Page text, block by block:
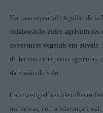
No caso espanhol (Aguilar de la
colaboração entre agricultores
coberturas vegetais em olivais.
do habitat de espécies agrícolas,
da erosão do solo.
Os investigadores identificam
iniciativas, como liderança local,